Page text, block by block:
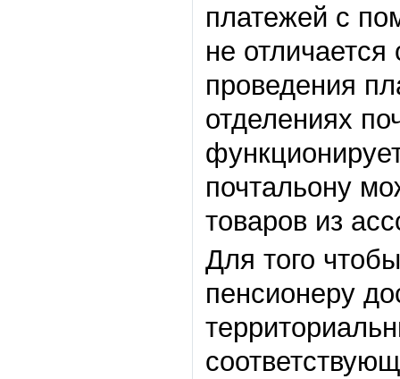
платежей с
не
проведения
отделениях
почтальону
товаров из
Для того
пенсионеру